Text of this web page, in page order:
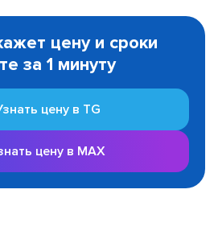
цену и сроки
за 1 минуту
цену в TG
цену в MAX